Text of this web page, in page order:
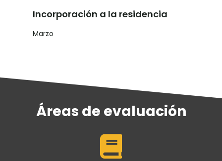
Incorporación a la residencia
Marzo
Áreas de evaluación